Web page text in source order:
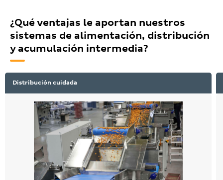
¿Qué ventajas le aportan nuestros
sistemas de alimentación, distribución
y acumulación intermedia?
Distribución cuidada